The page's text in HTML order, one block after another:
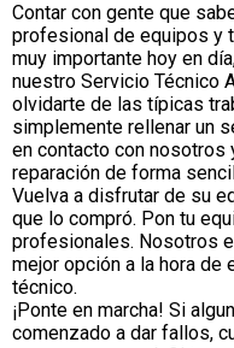
Contar con gente que
profesional de equipos y
muy importante hoy en
nuestro Servicio Técnico
olvidarte de las típicas
simplemente rellenar un
en contacto con
reparación de forma
Vuelva a disfrutar de su
que lo compró. Pon tu
profesionales. Nosotros
mejor opción a la hora de
técnico.
¡Ponte en marcha! Si
comenzado a dar fallos,